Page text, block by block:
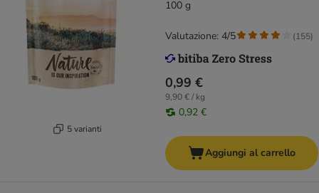
5 varianti
100 g
0,99 €
9,90 € / kg
0,92 €
Valutazione: 4/5 (155)
Aggiungi al carrello